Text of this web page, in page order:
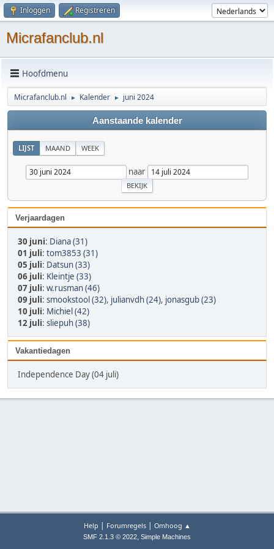
Inloggen Registreren
Micrafanclub.nl
Hoofdmenu
Micrafanclub.nl ► Kalender ► juni 2024
Aanstaande kalender
LIJST MAAND WEEK
naar
Verjaardagen
30 juni: Diana (31)
01 juli: tom3853 (31)
05 juli: Datsun (33)
06 juli: Kleintje (33)
07 juli: w.rusman (46)
09 juli: smookstool (32), julianvdh (24), jonasgub (23)
10 juli: Michiel (42)
12 juli: sliepuh (38)
Vakantiedagen
Independence Day (04 juli)
Help | Forumregels| Omhoog ▲
SMF 2.1.3 © 2022, Simple Machines